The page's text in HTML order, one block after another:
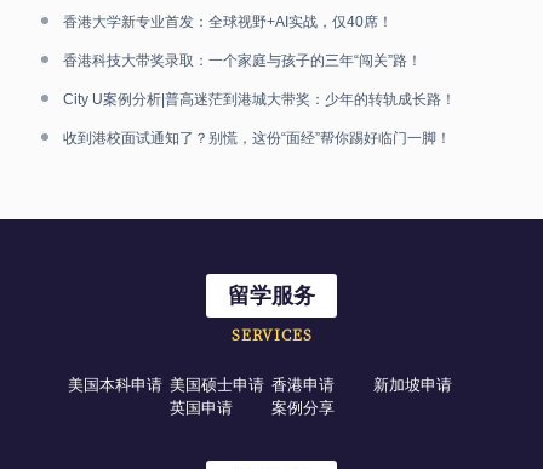
香港大学新专业首发：全球视野+AI实战，仅40席！
香港科技大带奖录取：一个家庭与孩子的三年“闯关”路！
City U案例分析|普高迷茫到港城大带奖：少年的转轨成长路！
收到港校面试通知了？别慌，这份“面经”帮你踢好临门一脚！
留学服务
SERVICES
美国本科申请 美国硕士申请 香港申请
新加坡申请
英国申请
案例分享